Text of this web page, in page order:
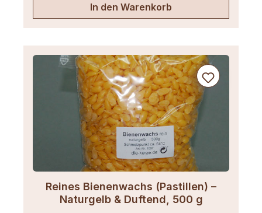
In den Warenkorb
Reines Bienenwachs (Pastillen) –
Naturgelb & Duftend, 500 g